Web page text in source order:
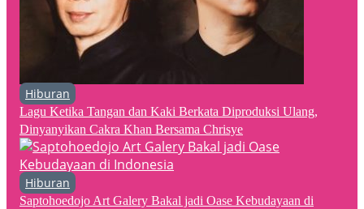
Hiburan
Lagu Ketika Tangan dan Kaki Berkata Diproduksi Ulang,
Dinyanyikan Cakra Khan Bersama Chrisye
Hiburan
Saptohoedojo Art Galery Bakal jadi Oase Kebudayaan di